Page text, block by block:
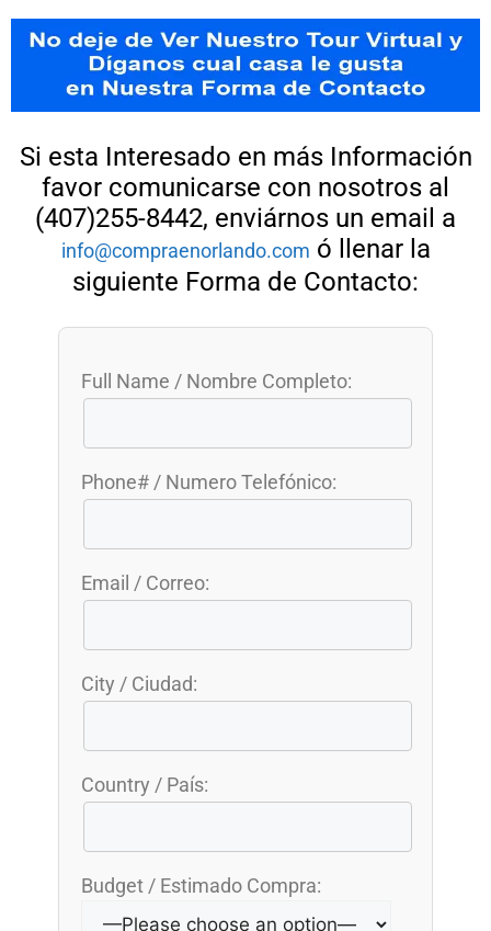
Si esta Interesado en más Información
favor comunicarse con nosotros al
(407)255-8442, enviárnos un email a
info@compraenorlando.com ó llenar la
siguiente Forma de Contacto:
Full Name / Nombre Completo:
Phone# / Numero Telefónico:
Email / Correo:
City / Ciudad:
Country / País:
Budget / Estimado Compra: